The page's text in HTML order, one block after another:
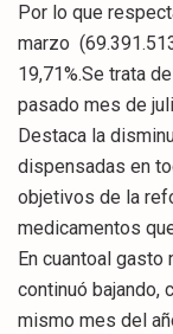
Por lo que
marzo
19,71%.Se trata
pasado mes de
Destaca la
dispensadas en
objetivos de la
medicamentos
En cuantoal
continuó bajando,
mismo mes del